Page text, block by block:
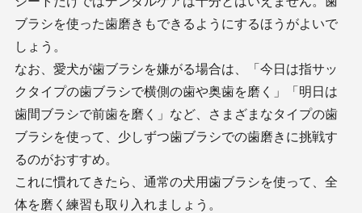
ブラシを使った歯磨きもできるようにするほうがよいで
しょう。
なお、愛犬が歯ブラシを嫌がる場合は、「今日は指サッ
クタイプの歯ブラシで横側の歯や奥歯を磨く」「明日は
歯間ブラシで前歯を磨く」など、さまざまなタイプの歯
ブラシを使って、少しずつ歯ブラシでの歯磨きに挑戦す
るのがおすすめ。
これに慣れてきたら、通常の犬用歯ブラシを使って、全
体を磨く練習も取り入れましょう。